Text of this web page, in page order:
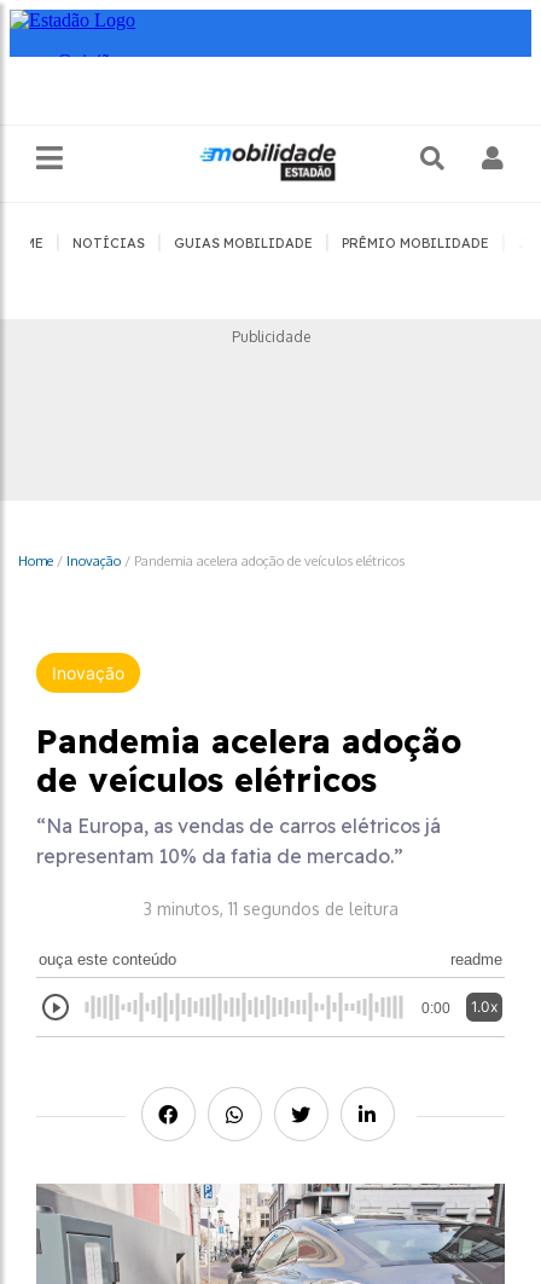
HOME NOTÍCIAS GUIAS MOBILIDADE PRÊMIO MOBILIDADE
Publicidade
Home / Inovação / Pandemia acelera adoção de veículos elétricos
Inovação
Pandemia acelera adoção
de veículos elétricos
“Na Europa, as vendas de carros elétricos já
representam 10% da fatia de mercado.”
3 minutos, 11 segundos de leitura
ouça este conteúdo readme
0:00 1.0x